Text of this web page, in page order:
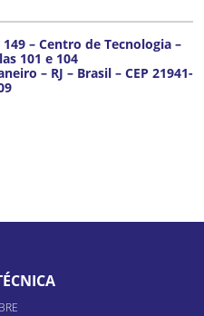
– Centro de Tecnologia –
101 e 104
– RJ – Brasil – CEP 21941-